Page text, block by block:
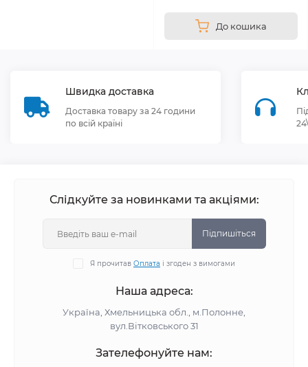
До кошика
Швидка доставка
Доставка товару за 24 години
по всій країні
Слідкуйте за новинками та акціями:
Підпишіться
Я прочитав Оплата і згоден з вимогами
Наша адреса:
Україна, Хмельницька обл., м.Полонне,
вул.Вітковського 31
Зателефонуйте нам: